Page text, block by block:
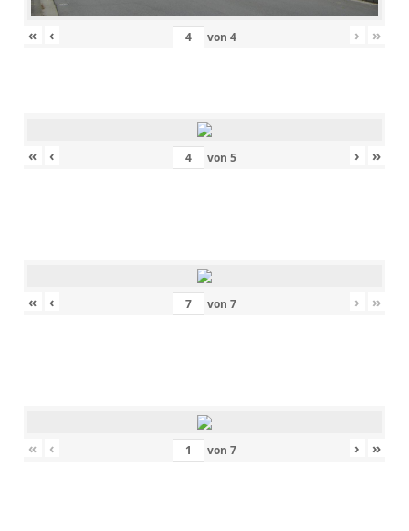
« ‹ von 4 › »
« ‹ von 5 › »
« ‹ von 7 › »
« ‹ von 7 › »